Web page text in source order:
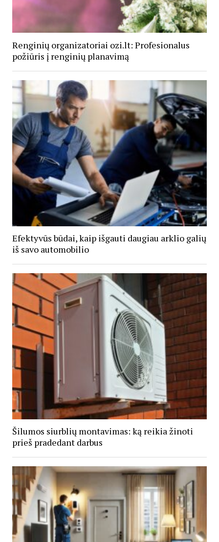
Renginių organizatoriai ozi.lt: Profesionalus
požiūris į renginių planavimą
Efektyvūs būdai, kaip išgauti daugiau arklio galių
iš savo automobilio
Šilumos siurblių montavimas: ką reikia žinoti
prieš pradedant darbus